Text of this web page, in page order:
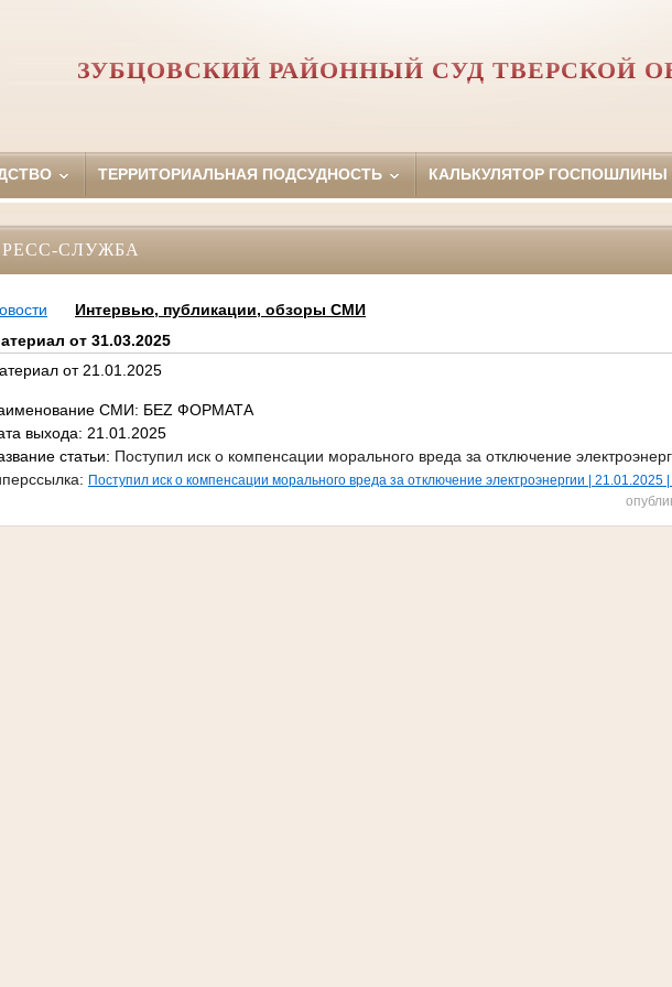
ЗУБЦОВСКИЙ РАЙОННЫЙ СУД ТВЕРСКОЙ
ТЕРРИТОРИАЛЬНАЯ ПОДСУДНОСТЬ КАЛЬКУЛЯТОР ГОСПОШЛИНЫ
СЛУЖБА
Интервью, публикации, обзоры СМИ
от 31.03.2025
от 21.01.2025
СМИ: БЕZ ФОРМАТА
выхода: 21.01.2025
статьи: Поступил иск о компенсации морального вреда за отключение
Поступил иск о компенсации морального вреда за отключение электроэнергии |